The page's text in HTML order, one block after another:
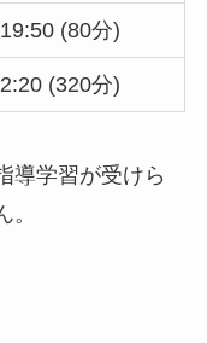
(80分)
(320分)
導学習が受けら